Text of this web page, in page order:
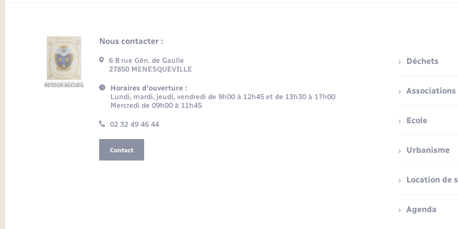
Nous contacter :
6 B rue Gén. de Gaulle
27850 MENESQUEVILLE
Horaires d'ouverture :
Lundi, mardi, jeudi, vendredi de 9h00 à 12h45 et de 13h30 à 17h00
Mercredi de 09h00 à 11h45
02 32 49 46 44
Contact
Déchets
Associations
Ecole
Urbanisme
Location de
Agenda